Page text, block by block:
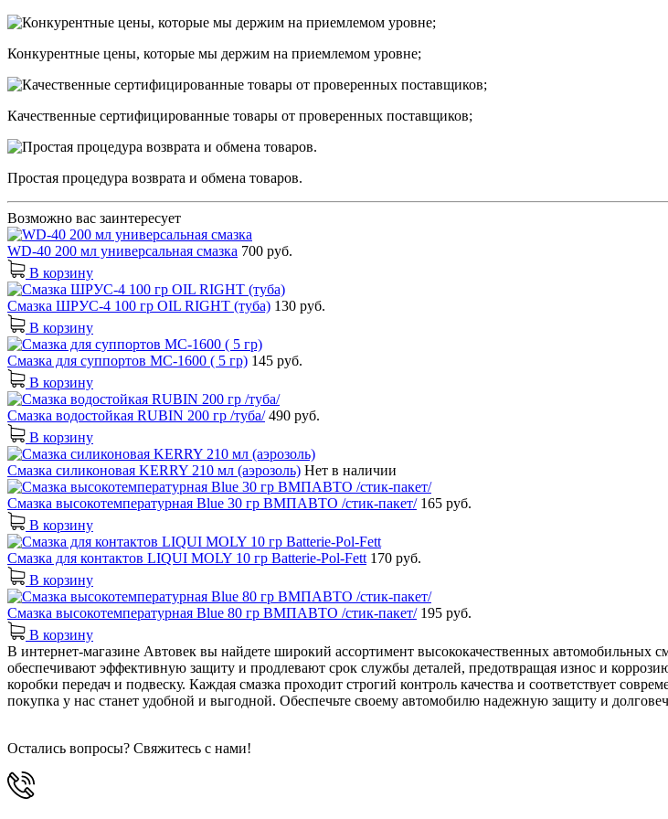
Конкурентные цены, которые мы держим на приемлемом уровне;
Качественные сертифицированные товары от проверенных поставщиков;
Простая процедура возврата и обмена товаров.
Возможно вас заинтересует
WD-40 200 мл универсальная смазка 700 руб.
В корзину
Смазка ШРУС-4 100 гр OIL RIGHT (туба) 130 руб.
В корзину
Смазка для суппортов МС-1600 ( 5 гр) 145 руб.
В корзину
Смазка водостойкая RUBIN 200 гр /туба/ 490 руб.
В корзину
Смазка силиконовая KERRY 210 мл (аэрозоль) Нет в наличии
Смазка высокотемпературная Blue 30 гр ВМПАВТО /стик-пакет/ 165 руб.
В корзину
Смазка для контактов LIQUI MOLY 10 гр Batterie-Pol-Fett 170 руб.
В корзину
Смазка высокотемпературная Blue 80 гр ВМПАВТО /стик-пакет/ 195 руб.
В корзину
В интернет-магазине Автовек вы найдете широкий ассортимент высококачественных автомобильных
обеспечивают эффективную защиту и продлевают срок службы деталей, предотвращая износ и
коробки передач и подвеску. Каждая смазка проходит строгий контроль качества и соответствует
покупка у нас станет удобной и выгодной. Обеспечьте своему автомобилю надежную защиту и
Остались вопросы? Свяжитесь с нами!